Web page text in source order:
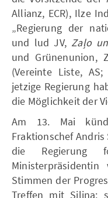
Allianz, ECR), Ilze
„Regierung der
und lud JV, Zaļo
und Grünenunion,
(Vereinte Liste,
jetzige Regierung
die Möglichkeit der
Am 13. Mai
Fraktionschef
die Regierung
Stimmen der
Treffen mit Siliņa;